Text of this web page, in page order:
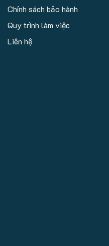
Chính sách bảo hành
Quy trình làm việc
Liên hệ